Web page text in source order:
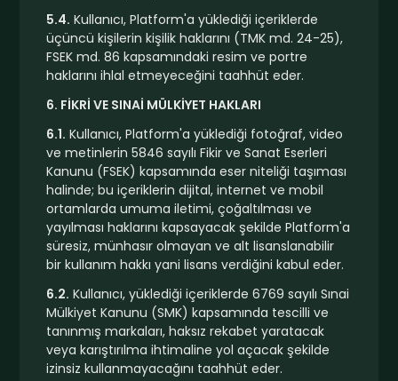
5.4. Kullanıcı, Platform'a yüklediği içeriklerde
üçüncü kişilerin kişilik haklarını (TMK md. 24-25),
FSEK md. 86 kapsamındaki resim ve portre
haklarını ihlal etmeyeceğini taahhüt eder.
6. FİKRİ VE SINAİ MÜLKİYET HAKLARI
6.1. Kullanıcı, Platform'a yüklediği fotoğraf, video
ve metinlerin 5846 sayılı Fikir ve Sanat Eserleri
Kanunu (FSEK) kapsamında eser niteliği taşıması
halinde; bu içeriklerin dijital, internet ve mobil
ortamlarda umuma iletimi, çoğaltılması ve
yayılması haklarını kapsayacak şekilde Platform'a
süresiz, münhasır olmayan ve alt lisanslanabilir
bir kullanım hakkı yani lisans verdiğini kabul eder.
6.2. Kullanıcı, yüklediği içeriklerde 6769 sayılı Sınai
Mülkiyet Kanunu (SMK) kapsamında tescilli ve
tanınmış markaları, haksız rekabet yaratacak
veya karıştırılma ihtimaline yol açacak şekilde
izinsiz kullanmayacağını taahhüt eder.